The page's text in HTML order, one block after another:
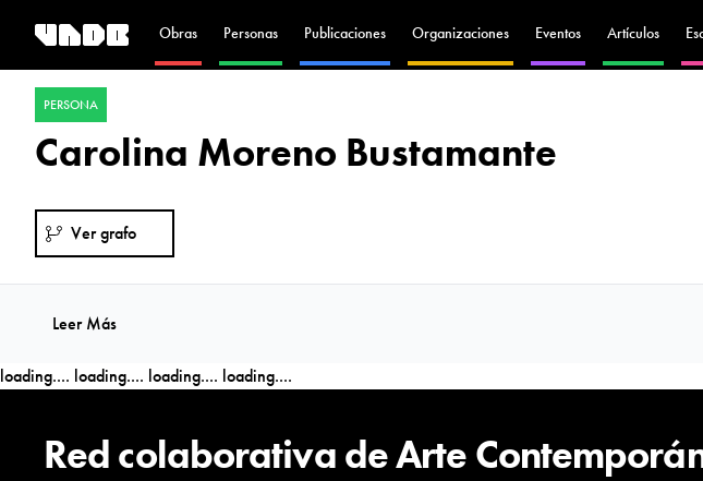
Obras Personas Publicaciones Organizaciones Eventos Artículos
PERSONA
Carolina Moreno Bustamante
Ver grafo
Leer Más
loading.... loading.... loading.... loading....
Red colaborativa de Arte